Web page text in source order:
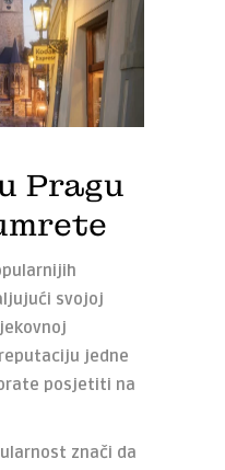
Pragu
svojoj
jedne
posjetiti na
znači da